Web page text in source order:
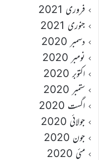
فروری 2021
جنوری 2021
دسمبر 2020
نومبر 2020
اکتوبر 2020
ستمبر 2020
اگست 2020
جولائی 2020
جون 2020
مئی 2020